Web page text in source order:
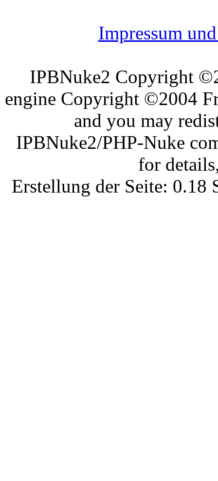
Impressum
IPBNuke2 Copyright
engine Copyright ©2004
and you may
IPBNuke2/PHP-Nuke
for
Erstellung der Seite: 0.18